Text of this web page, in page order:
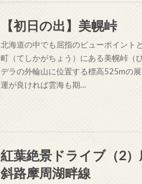
【初日の出】美幌峠
北海道の中でも屈指のビューポイント
町（てしかがちょう）にある美幌峠（
デラの外輪山に位置する標高525mの
運が良ければ雲海も期…
紅葉絶景ドライブ（2
斜路摩周湖畔線